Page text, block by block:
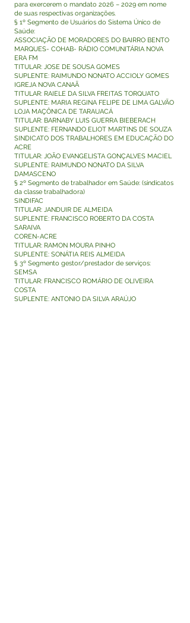
para exercerem o mandato 2026 – 2029 em nome
de suas respectivas organizações.
§ 1º Segmento de Usuários do Sistema Único de
Saúde:
ASSOCIAÇÃO DE MORADORES DO BAIRRO BENTO
MARQUES- COHAB- RÁDIO COMUNITÁRIA NOVA
ERA FM
TITULAR: JOSE DE SOUSA GOMES
SUPLENTE: RAIMUNDO NONATO ACCIOLY GOMES
IGREJA NOVA CANAÃ
TITULAR: RAIELE DA SILVA FREITAS TORQUATO
SUPLENTE: MARIA REGINA FELIPE DE LIMA GALVÃO
LOJA MAÇÔNICA DE TARAUACÁ
TITULAR: BARNABY LUIS GUERRA BIEBERACH
SUPLENTE: FERNANDO ELIOT MARTINS DE SOUZA
SINDICATO DOS TRABALHORES EM EDUCAÇÃO DO
ACRE
TITULAR: JOÃO EVANGELISTA GONÇALVES MACIEL
SUPLENTE: RAIMUNDO NONATO DA SILVA
DAMASCENO
§ 2º Segmento de trabalhador em Saúde: (sindicatos
da classe trabalhadora)
SINDIFAC
TITULAR: JANDUIR DE ALMEIDA
SUPLENTE: FRANCISCO ROBERTO DA COSTA
SARAIVA
COREN-ACRE
TITULAR: RAMON MOURA PINHO
SUPLENTE: SONÁTIA REIS ALMEIDA
§ 3º Segmento gestor/prestador de serviços:
SEMSA
TITULAR: FRANCISCO ROMÁRIO DE OLIVEIRA
COSTA
SUPLENTE: ANTONIO DA SILVA ARAÚJO